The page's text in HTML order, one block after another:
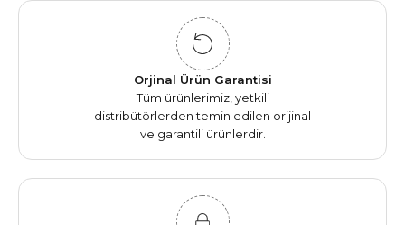
Orjinal Ürün Garantisi
Tüm ürünlerimiz, yetkili
distribütörlerden temin edilen orijinal
ve garantili ürünlerdir.